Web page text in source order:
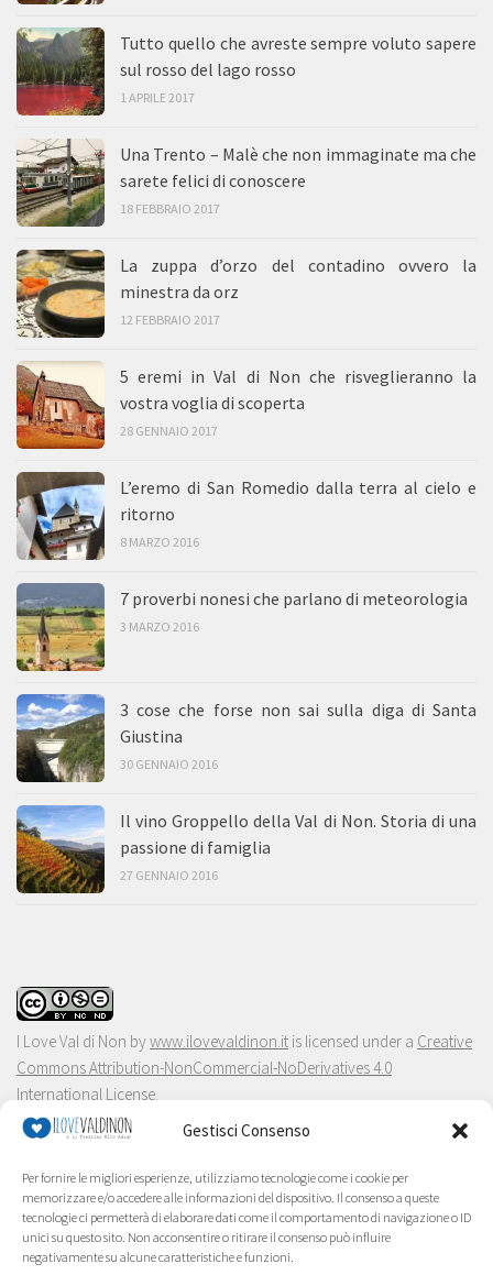
Gestisci Consenso
Per fornire le migliori esperienze, utilizziamo tecnologie come i cookie per
memorizzare e/o accedere alle informazioni del dispositivo. Il consenso a queste
tecnologie ci permetterà di elaborare dati come il comportamento di navigazione o ID
unici su questo sito. Non acconsentire o ritirare il consenso può influire
negativamente su alcune caratteristiche e funzioni.
Tutto quello che avreste sempre voluto sapere
sul rosso del lago rosso
1 APRILE 2017
Una Trento – Malè che non immaginate ma che
sarete felici di conoscere
18 FEBBRAIO 2017
La zuppa d’orzo del contadino ovvero la
minestra da orz
12 FEBBRAIO 2017
5 eremi in Val di Non che risveglieranno la
vostra voglia di scoperta
28 GENNAIO 2017
L’eremo di San Romedio dalla terra al cielo e
ritorno
8 MARZO 2016
7 proverbi nonesi che parlano di meteorologia
3 MARZO 2016
3 cose che forse non sai sulla diga di Santa
Giustina
30 GENNAIO 2016
Il vino Groppello della Val di Non. Storia di una
passione di famiglia
27 GENNAIO 2016
I Love Val di Non bywww.ilovevaldinon.it is licensed under a Creative
Commons Attribution-NonCommercial-NoDerivatives 4.0
International License.